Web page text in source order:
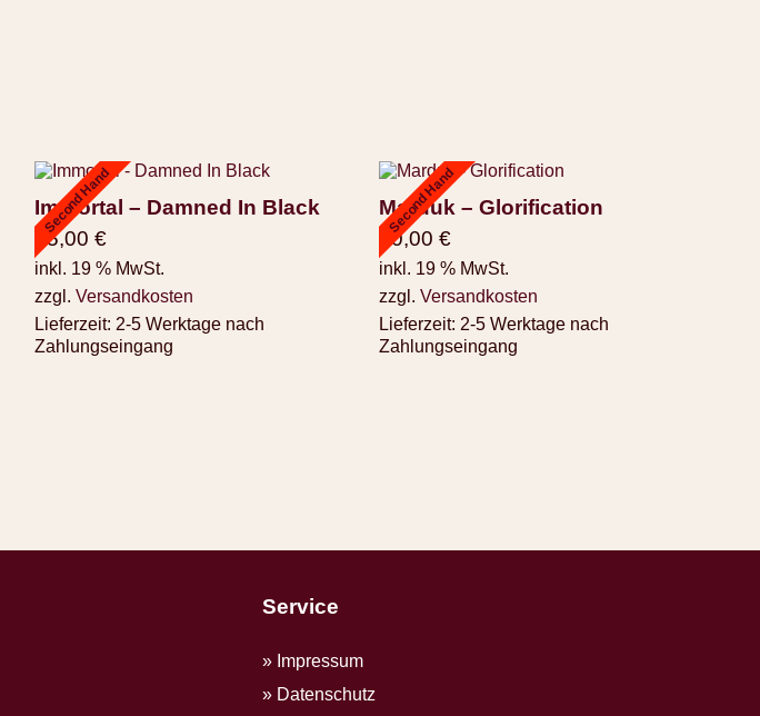
Second Hand
Immortal – Damned In Black
45,00€
inkl. 19 % MwSt.
zzgl.Versandkosten
Lieferzeit: 2-5 Werktage nach
Zahlungseingang
Second Hand
Marduk – Glorification
50,00 €
inkl. 19 % MwSt.
zzgl. Versandkosten
Lieferzeit: 2-5 Werktage nach
Zahlungseingang
Service
Impressum
Datenschutz